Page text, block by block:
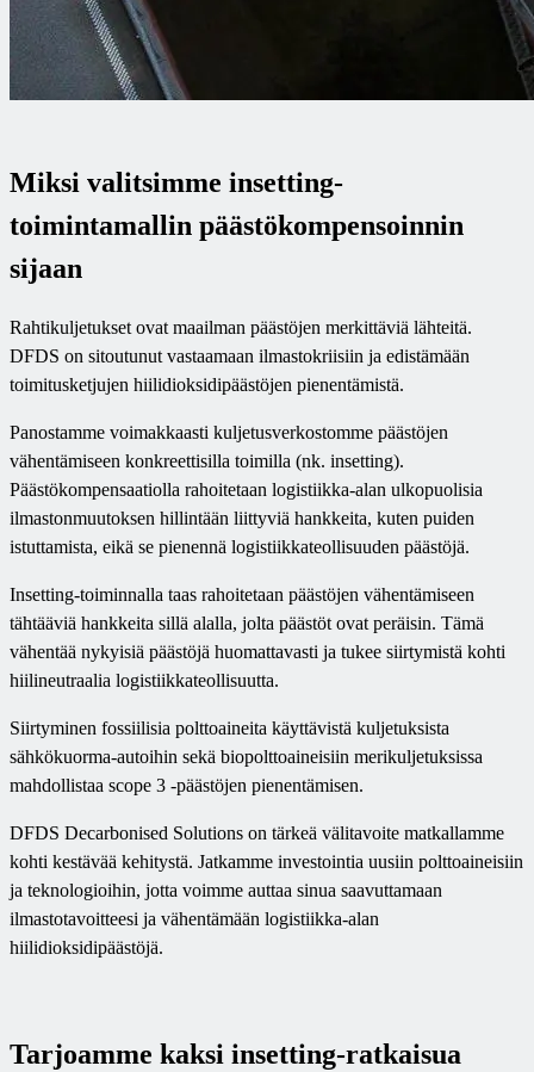
Miksi valitsimme insetting-
toimintamallin päästökompensoinnin
sijaan
Rahtikuljetukset ovat maailman päästöjen merkittäviä lähteitä.
DFDS on sitoutunut vastaamaan ilmastokriisiin ja edistämään
toimitusketjujen hiilidioksidipäästöjen pienentämistä.
Panostamme voimakkaasti kuljetusverkostomme päästöjen
vähentämiseen konkreettisilla toimilla (nk. insetting).
Päästökompensaatiolla rahoitetaan logistiikka-alan ulkopuolisia
ilmastonmuutoksen hillintään liittyviä hankkeita, kuten puiden
istuttamista, eikä se pienennä logistiikkateollisuuden päästöjä.
Insetting-toiminnalla taas rahoitetaan päästöjen vähentämiseen
tähtääviä hankkeita sillä alalla, jolta päästöt ovat peräisin. Tämä
vähentää nykyisiä päästöjä huomattavasti ja tukee siirtymistä kohti
hiilineutraalia logistiikkateollisuutta.
Siirtyminen fossiilisia polttoaineita käyttävistä kuljetuksista
sähkökuorma-autoihin sekä biopolttoaineisiin merikuljetuksissa
mahdollistaa scope 3 -päästöjen pienentämisen.
DFDS Decarbonised Solutions on tärkeä välitavoite matkallamme
kohti kestävää kehitystä. Jatkamme investointia uusiin polttoaineisiin
ja teknologioihin, jotta voimme auttaa sinua saavuttamaan
ilmastotavoitteesi ja vähentämään logistiikka-alan
hiilidioksidipäästöjä.
Tarjoamme kaksi insetting-ratkaisua